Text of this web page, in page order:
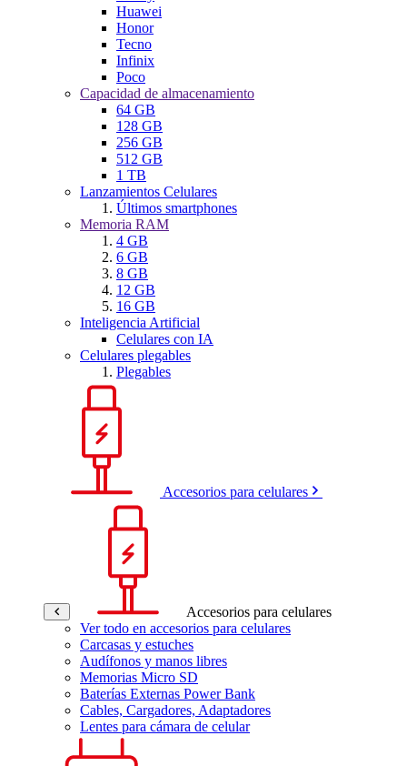
Huawei
Honor
Tecno
Infinix
Poco
Capacidad de almacenamiento
64 GB
128 GB
256 GB
512 GB
1 TB
Lanzamientos Celulares
Últimos smartphones
Memoria RAM
4 GB
6 GB
8 GB
12 GB
16 GB
Inteligencia Artificial
Celulares con IA
Celulares plegables
Plegables
Accesorios para celulares
Accesorios para celulares
Ver todo en accesorios para celulares
Carcasas y estuches
Audífonos y manos libres
Memorias Micro SD
Baterías Externas Power Bank
Cables, Cargadores, Adaptadores
Lentes para cámara de celular